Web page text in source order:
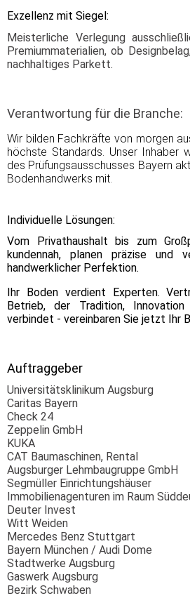
Exzellenz mit Siegel:
Meisterliche Verlegung
Premiummaterialien, ob
nachhaltiges Parkett.
Verantwortung für die Branche:
Wir bilden Fachkräfte von morgen
höchste Standards. Unser Inhaber
des Prüfungsausschusses Bayern
Bodenhandwerks mit.
Individuelle Lösungen:
Vom Privathaushalt bis zum
kundennah, planen präzise und
handwerklicher Perfektion.
Ihr Boden verdient Experten.
Betrieb, der Tradition,
verbindet - vereinbaren Sie jetzt Ihr
Auftraggeber
Universitätsklinikum Augsburg
Caritas Bayern
Check 24
Zeppelin GmbH
KUKA
CAT Baumaschinen, Rental
Augsburger Lehmbaugruppe GmbH
Segmüller Einrichtungshäuser
Immobilienagenturen im Raum
Deuter Invest
Witt Weiden
Mercedes Benz Stuttgart
Bayern München / Audi Dome
Stadtwerke Augsburg
Gaswerk Augsburg
Bezirk Schwaben